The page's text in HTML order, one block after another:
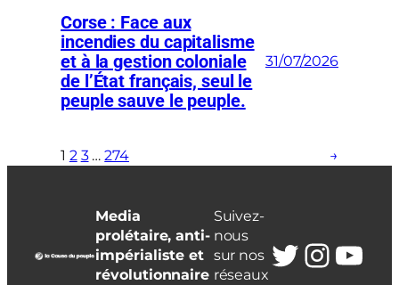
Corse : Face aux
incendies du capitalisme
et à la gestion coloniale
de l’État français, seul le
peuple sauve le peuple.
31/07/2026
1 2 3 … 274 →
Media
prolétaire, anti-
impérialiste et
révolutionnaire
Suivez-
nous
sur nos
réseaux
Twitter